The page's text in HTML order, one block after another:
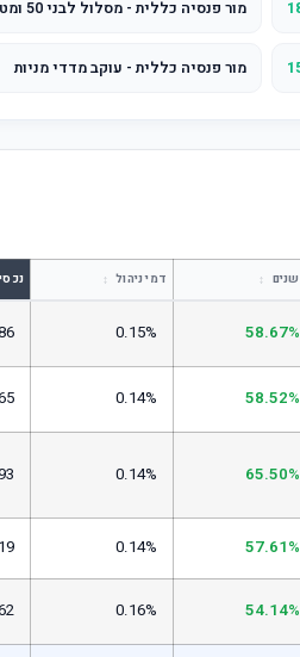
מור פנסיה כללית - מסלול לבני 50 ומטה
מור פנסיה כללית - עוקב מדדי מניות
↕ דמי ניהול ↕
58.67%
0.15%
58.52%
0.14%
65.50%
0.14%
57.61%
0.14%
54.14%
0.16%